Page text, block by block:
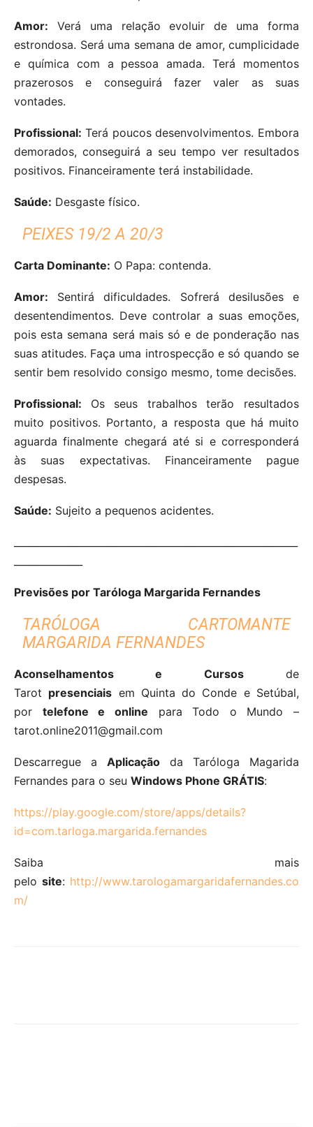
Amor: Verá uma relação evoluir de uma forma
estrondosa. Será uma semana de amor, cumplicidade
e química com a pessoa amada. Terá momentos
prazerosos e conseguirá fazer valer as suas
vontades.
Profissional: Terá poucos desenvolvimentos. Embora
demorados, conseguirá a seu tempo ver resultados
positivos. Financeiramente terá instabilidade.
Saúde: Desgaste físico.
PEIXES 19/2 A 20/3
Carta Dominante: O Papa: contenda.
Amor: Sentirá dificuldades. Sofrerá desilusões e
desentendimentos. Deve controlar a suas emoções,
pois esta semana será mais só e de ponderação nas
suas atitudes. Faça uma introspecção e só quando se
sentir bem resolvido consigo mesmo, tome decisões.
Profissional: Os seus trabalhos terão resultados
muito positivos. Portanto, a resposta que há muito
aguarda finalmente chegará até si e corresponderá
às suas expectativas. Financeiramente pague
despesas.
Saúde: Sujeito a pequenos acidentes.
Previsões por Taróloga Margarida Fernandes
TARÓLOGA CARTOMANTE
MARGARIDA FERNANDES
Aconselhamentos e Cursosde
Tarot presenciais em Quinta do Conde e Setúbal,
por telefone e online para Todo o Mundo –
tarot.online2011@gmail.com
Descarregue a Aplicação da Taróloga Magarida
Fernandes para o seu Windows Phone GRÁTIS:
https://play.google.com/store/apps/details?
id=com.tarloga.margarida.fernandes
Saiba mais
pelo site: http://www.tarologamargaridafernandes.co
m/